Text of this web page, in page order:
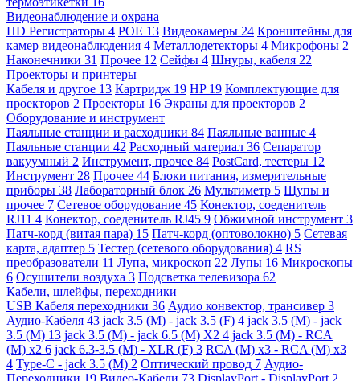
Видеонаблюдение и охрана
HD Регистраторы 4 POE 13 Видеокамеры 24 Кронштейны для
камер видеонаблюдения 4 Металлодетекторы 4 Микрофоны 2
Наконечники 31 Прочее 12 Сейфы 4 Шнуры, кабеля 22
Проекторы и принтеры
Кабеля и другое 13 Картридж 19 HP 19 Комплектующие для
проекторов 2 Проекторы 16 Экраны для проекторов 2
Оборудование и инструмент
Паяльные станции и расходники 84 Паяльные ванные 4
Паяльные станции 42 Расходный материал 36 Сепаратор
вакуумный 2 Инструмент, прочее 84 PostCard, тестеры 12
Инструмент 28 Прочее 44 Блоки питания, измерительные
приборы 38 Лабораторный блок 26 Мультиметр 5 Щупы и
прочее 7 Сетевое оборудование 45 Конектор, соеденитель
RJ11 4 Конектор, соеденитель RJ45 9 Обжимной инструмент 3
Патч-корд (витая пара) 15 Патч-корд (оптоволокно) 5 Сетевая
карта, адаптер 5 Тестер (сетевого оборудования) 4 RS
преобразователи 11 Лупа, микроскоп 22 Лупы 16 Микроскопы
6 Осушители воздуха 3 Подсветка телевизора 62
Кабели, шлейфы, переходники
USB Кабеля переходники 36 Аудио конвектор, трансивер 3
Аудио-Кабеля 43 jack 3.5 (M) - jack 3.5 (F) 4 jack 3.5 (M) - jack
3.5 (M) 13 jack 3.5 (M) - jack 6.5 (M) X2 4 jack 3.5 (M) - RCA
(M) x2 6 jack 6.3-3.5 (M) - XLR (F) 3 RCA (M) x3 - RCA (M) x3
4 Type-C - jack 3.5 (M) 2 Оптический провод 7 Аудио-
Переходники 19 Видео-Кабели 73 DisplayPort - DisplayPort 2